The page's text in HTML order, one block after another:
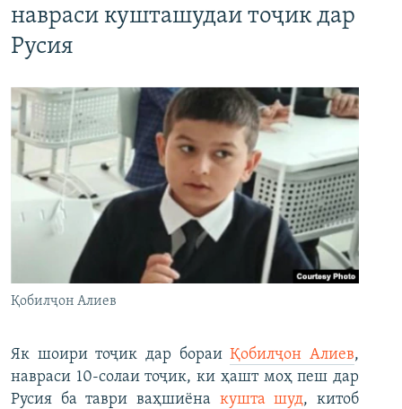
навраси кушташудаи тоҷик дар
Русия
Қобилҷон Алиев
Як шоири тоҷик дар бораиҚобилҷон Алиев,
навраси 10-солаи тоҷик, ки ҳашт моҳ пеш дар
Русия ба таври ваҳшиёна кушта шуд, китоб